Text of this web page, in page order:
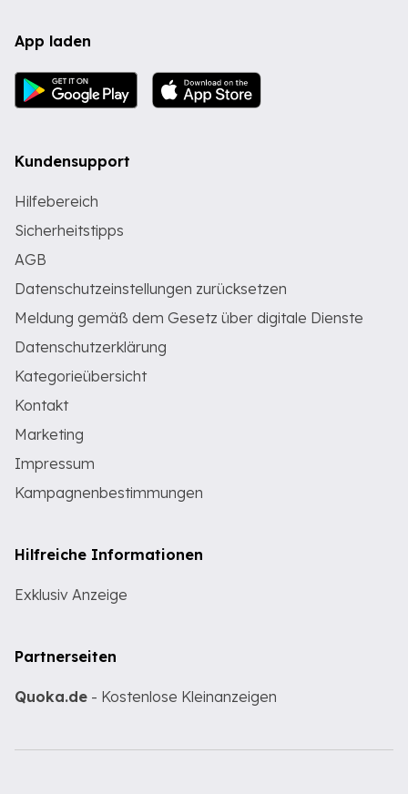
App laden
Kundensupport
Hilfebereich
Sicherheitstipps
AGB
Datenschutzeinstellungen zurücksetzen
Meldung gemäß dem Gesetz über digitale Dienste
Datenschutzerklärung
Kategorieübersicht
Kontakt
Marketing
Impressum
Kampagnenbestimmungen
Hilfreiche Informationen
Exklusiv Anzeige
Partnerseiten
Quoka.de - Kostenlose Kleinanzeigen